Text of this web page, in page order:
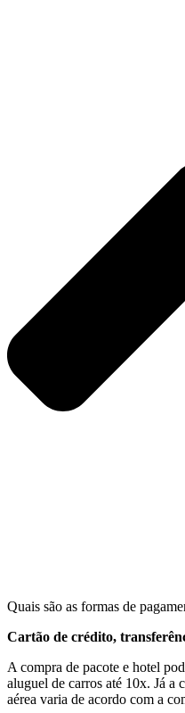
Quais são as formas de
Cartão de crédito,
A compra de pacote e hotel
aluguel de carros até 10x. Já a
aérea varia de acordo com a